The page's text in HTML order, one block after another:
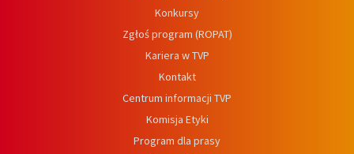
Konkursy
Zgłoś program (ROPAT)
Kariera w TVP
Kontakt
Centrum informacji TVP
Komisja Etyki
Program dla prasy